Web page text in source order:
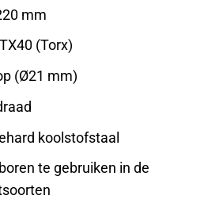
mm
(Torx)
(Ø21 mm)
koolstofstaal
te gebruiken in de